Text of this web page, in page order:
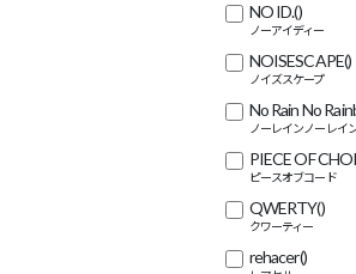
NO ID.()
NOISESCAPE()
No Rain No
PIECE OF
QWERTY()
rehacer()